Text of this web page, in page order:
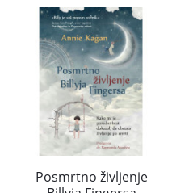
Posmrtno življenje